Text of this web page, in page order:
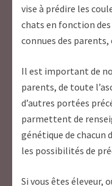
vise à prédire les
chats en fonction
connues des parents,
Il est important de
parents, de toute
d’autres portées
parmettent de
génétique de chacun
les possibilités de
Si vous êtes éleveur,